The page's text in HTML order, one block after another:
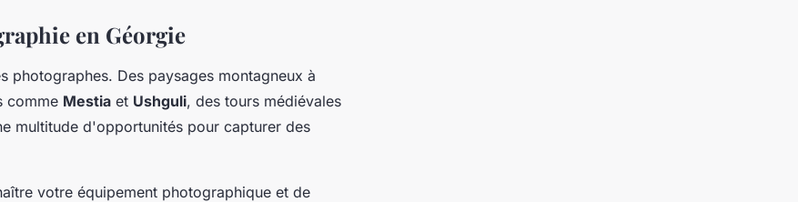
en Géorgie
photographes. Des paysages montagneux à
comme Mestia et Ushguli, des tours médiévales
multitude d'opportunités pour capturer des
votre équipement photographique et de